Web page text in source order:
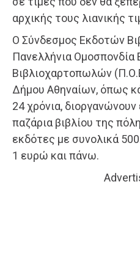
αρχικής τους λιανικής
Ο Σύνδεσμος Εκδοτών
Πανελλήνια
Βιβλιοχαρτοπωλών
Δήμου Αθηναίων, όπως
24 χρόνια,
παζάρια βιβλίου της
εκδότες με συνολικά
1 ευρώ και πάνω.